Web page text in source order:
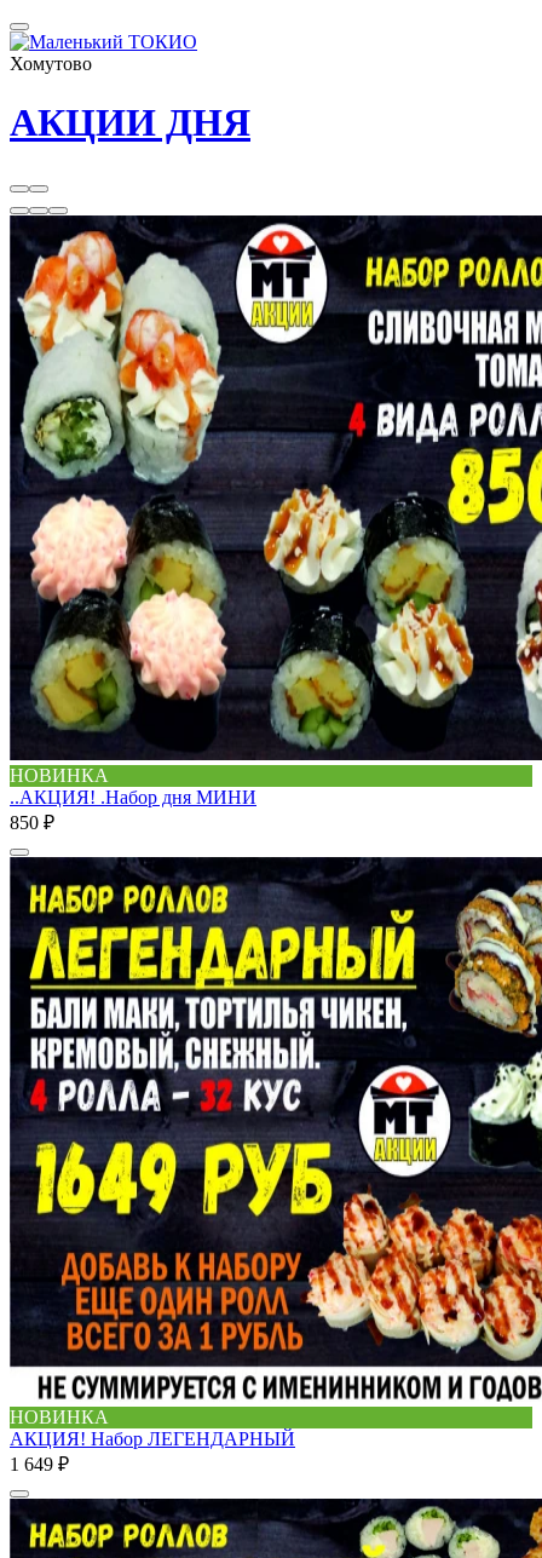
Хомутово
АКЦИИ ДНЯ
НОВИНКА
..АКЦИЯ! .Набор дня МИНИ
850 ₽
НОВИНКА
АКЦИЯ! Набор ЛЕГЕНДАРНЫЙ
1 649 ₽